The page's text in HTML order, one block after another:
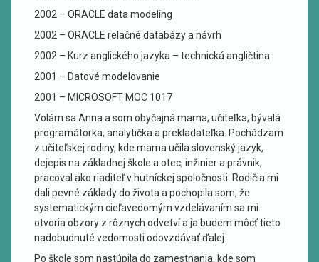
2002 – ORACLE data modeling
2002 – ORACLE relačné databázy a návrh
2002 – Kurz anglického jazyka – technická angličtina
2001 – Datové modelovanie
2001 – MICROSOFT MOC 1017
Volám sa Anna a som obyčajná mama, učiteľka, bývalá
programátorka, analytička a prekladateľka. Pochádzam
z učiteľskej rodiny, kde mama učila slovenský jazyk,
dejepis na základnej škole a otec, inžinier a právnik,
pracoval ako riaditeľ v hutníckej spoločnosti. Rodičia mi
dali pevné základy do života a pochopila som, že
systematickým cieľavedomým vzdelávaním sa mi
otvoria obzory z rôznych odvetví a ja budem môcť tieto
nadobudnuté vedomosti odovzdávať ďalej.
Po škole som nastúpila do zamestnania, kde som